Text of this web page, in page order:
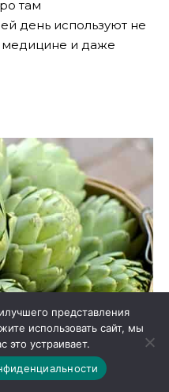
там
день используют не
медицине и даже
представления
использовать сайт, мы
это устраивает.